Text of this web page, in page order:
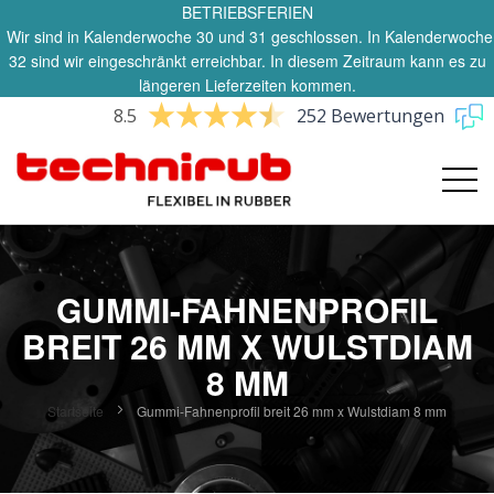
BETRIEBSFERIEN
Wir sind in Kalenderwoche 30 und 31 geschlossen. In Kalenderwoche
32 sind wir eingeschränkt erreichbar. In diesem Zeitraum kann es zu
längeren Lieferzeiten kommen.
8.5 252 Bewertungen
GUMMI-FAHNENPROFIL
BREIT 26 MM X WULSTDIAM
8 MM
Startseite Gummi-Fahnenprofil breit 26 mm x Wulstdiam 8 mm